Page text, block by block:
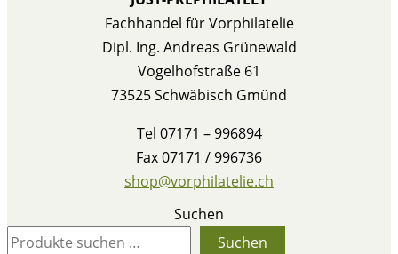
Fachhandel für Vorphilatelie
Dipl. Ing. Andreas Grünewald
Vogelhofstraße 61
73525 Schwäbisch Gmünd
Tel 07171 – 996894
Fax 07171 / 996736
shop@vorphilatelie.ch
Suchen
Suchen